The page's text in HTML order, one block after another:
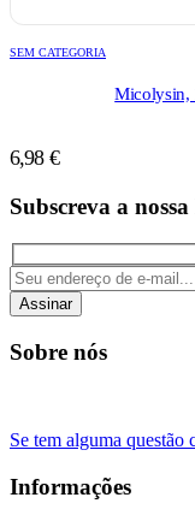
SEM CATEGORIA
Micolysin,
6,98 €
Subscreva a
Assinar
Sobre nós
Se tem alguma
Informações